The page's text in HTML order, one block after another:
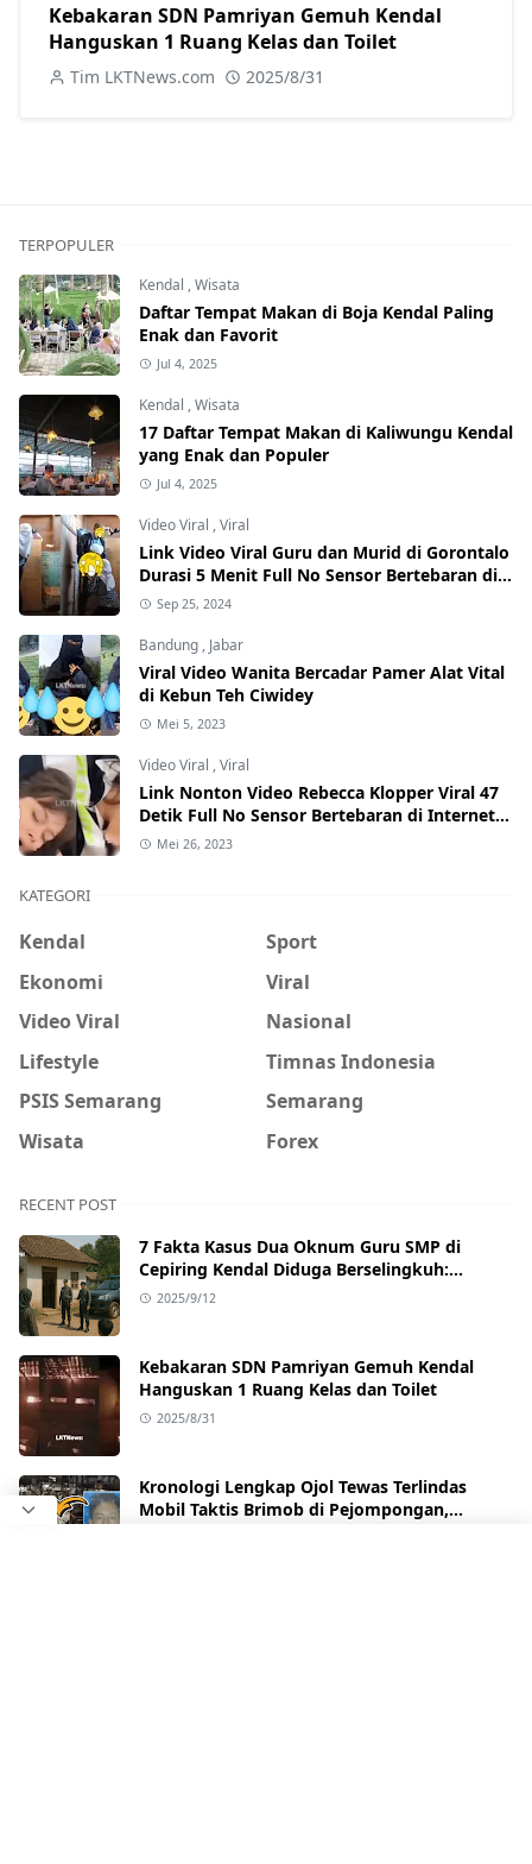
Kebakaran SDN Pamriyan Gemuh Kendal
Hanguskan 1 Ruang Kelas dan Toilet
Tim LKTNews.com 2025/8/31
TERPOPULER
Kendal ,Wisata
Daftar Tempat Makan di Boja Kendal Paling
Enak dan Favorit
Jul 4, 2025
Kendal ,Wisata
17 Daftar Tempat Makan di Kaliwungu Kendal
yang Enak dan Populer
Jul 4, 2025
Video Viral ,Viral
Link Video Viral Guru dan Murid di Gorontalo
Durasi 5 Menit Full No Sensor Bertebaran di
Internet, Hati-Hati Phising!
Sep 25, 2024
Bandung , Jabar
Viral Video Wanita Bercadar Pamer Alat Vital
di Kebun Teh Ciwidey
Mei 5, 2023
Video Viral ,Viral
Link Nonton Video Rebecca Klopper Viral 47
Detik Full No Sensor Bertebaran di Internet,
Hati-Hati Phising!
Mei 26, 2023
KATEGORI
Kendal
Sport
Ekonomi
Viral
Video Viral
Nasional
Lifestyle
Timnas Indonesia
PSIS Semarang
Semarang
Wisata
Forex
RECENT POST
7 Fakta Kasus Dua Oknum Guru SMP di
Cepiring Kendal Diduga Berselingkuh:
Kronologi, Pengakuan, hingga Sanksi
2025/9/12
Kebakaran SDN Pamriyan Gemuh Kendal
Hanguskan 1 Ruang Kelas dan Toilet
2025/8/31
Kronologi Lengkap Ojol Tewas Terlindas
Mobil Taktis Brimob di Pejompongan,